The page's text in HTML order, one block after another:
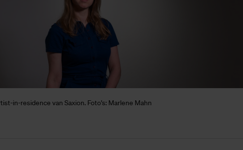
in-residence van Saxion. Foto's: Marlene Mahn